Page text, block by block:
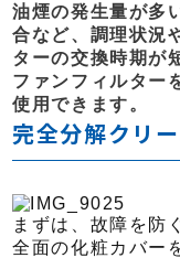
油煙の発生量が多
合など、調理状況
ターの交換時期が
ファンフィルター
使用できます。
完全分解クリ
まずは、故障を防
全面の化粧カバー